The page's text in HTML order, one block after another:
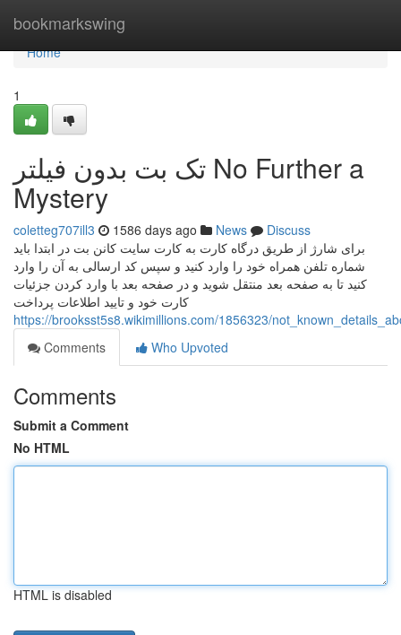
bookmarkswing
Home
Home
1
تک بت بدون فیلتر No Further a
Mystery
coletteg707ill3 1586 days ago News
Discuss
برای شارژ از طریق درگاه کارت به کارت سایت کانن بت در ابتدا باید
شماره تلفن همراه خود را وارد کنید و سپس کد ارسالی به آن را وارد
کنید تا به صفحه بعد منتقل شوید و در صفحه بعد با وارد کردن جزئیات
کارت خود و تایید اطلاعات پرداخت
Comments Who Upvoted
Comments
Submit a Comment
No HTML
HTML is disabled